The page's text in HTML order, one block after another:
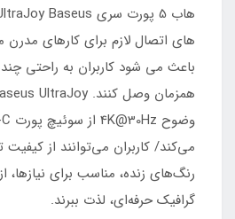
های اتصال لازم برای کارهای
باعث می شود کاربران به راحتی
می‌کند/ کاربران می‌توانند از
رنگ‌های زنده، مناسب برای نیازها،
گرافیک حرفه‌ای، لذت ببرند.